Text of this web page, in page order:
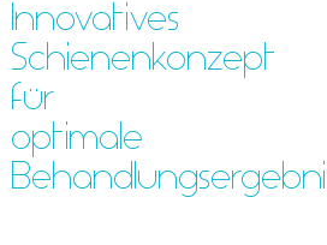
Innovatives
Schienenkonzept
für
optimale